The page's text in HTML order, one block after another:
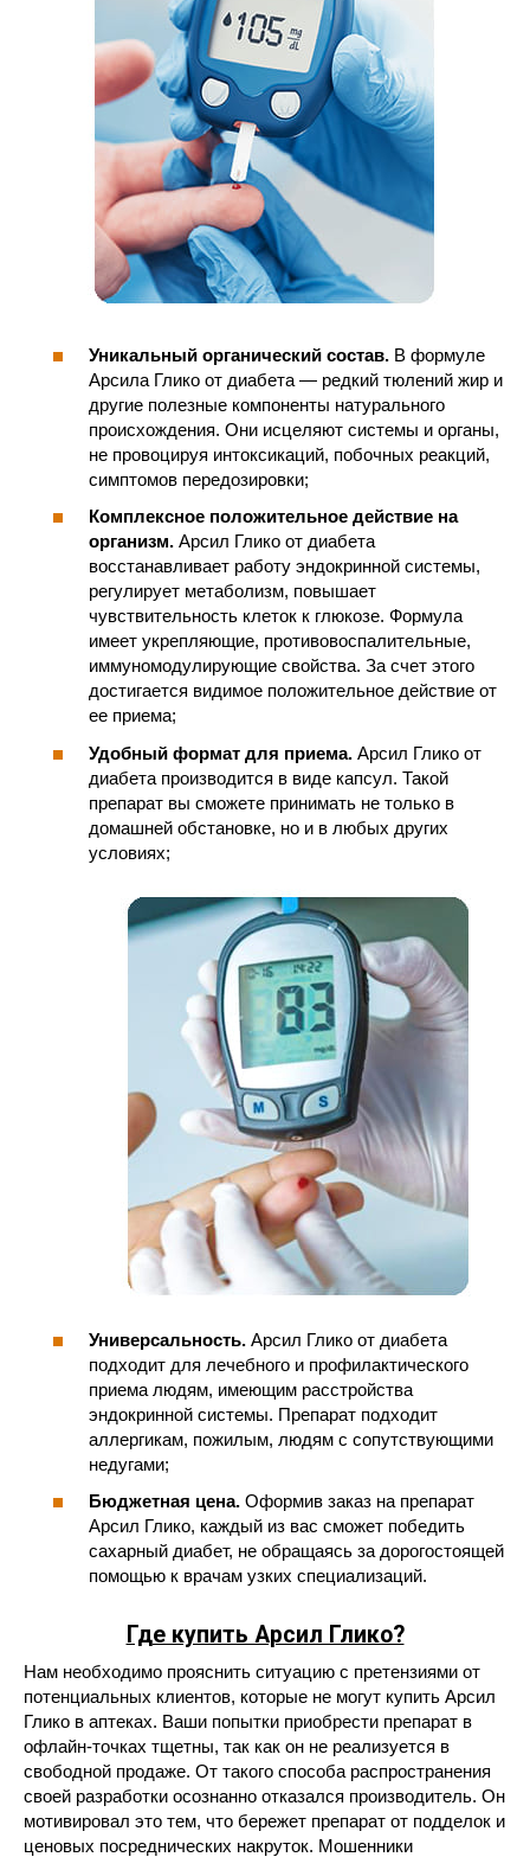
Уникальный органический состав. В формуле
Арсила Глико от диабета — редкий тюлений жир и
другие полезные компоненты натурального
происхождения. Они исцеляют системы и органы,
не провоцируя интоксикаций, побочных реакций,
симптомов передозировки;
Комплексное положительное действие на
организм. Арсил Глико от диабета
восстанавливает работу эндокринной системы,
регулирует метаболизм, повышает
чувствительность клеток к глюкозе. Формула
имеет укрепляющие, противовоспалительные,
иммуномодулирующие свойства. За счет этого
достигается видимое положительное действие от
ее приема;
Удобный формат для приема. Арсил Глико от
диабета производится в виде капсул. Такой
препарат вы сможете принимать не только в
домашней обстановке, но и в любых других
условиях;
Универсальность. Арсил Глико от диабета
подходит для лечебного и профилактического
приема людям, имеющим расстройства
эндокринной системы. Препарат подходит
аллергикам, пожилым, людям с сопутствующими
недугами;
Бюджетная цена. Оформив заказ на препарат
Арсил Глико, каждый из вас сможет победить
сахарный диабет, не обращаясь за дорогостоящей
помощью к врачам узких специализаций.
Где купить Арсил Глико?
Нам необходимо прояснить ситуацию с претензиями от
потенциальных клиентов, которые не могут купить Арсил
Глико в аптеках. Ваши попытки приобрести препарат в
офлайн-точках тщетны, так как он не реализуется в
свободной продаже. От такого способа распространения
своей разработки осознанно отказался производитель. Он
мотивировал это тем, что бережет препарат от подделок и
ценовых посреднических накруток. Мошенники